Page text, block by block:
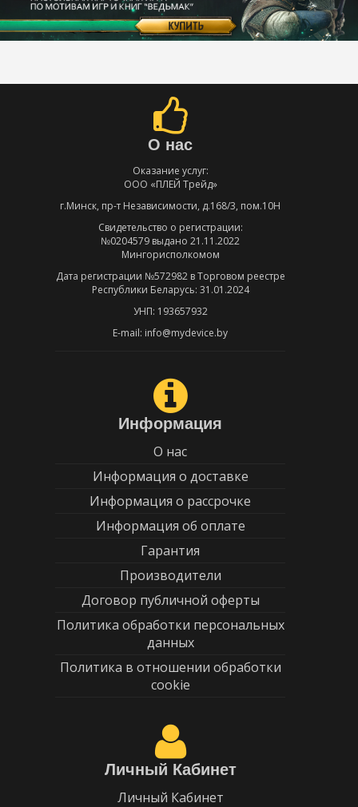
О нас
Оказание услуг:
ООО «ПЛЕЙ Трейд»
г.Минск, пр-т Независимости, д.168/3, пом.10Н
Свидетельство о регистрации:
№0204579 выдано 21.11.2022
Мингорисполкомом
Дата регистрации №572982 в Торговом реестре
Республики Беларусь: 31.01.2024
УНП: 193657932
E-mail: info@mydevice.by
Информация
О нас
Информация о доставке
Информация о рассрочке
Информация об оплате
Гарантия
Производители
Договор публичной оферты
Политика обработки персональных
данных
Политика в отношении обработки
cookie
Личный Кабинет
Личный Кабинет